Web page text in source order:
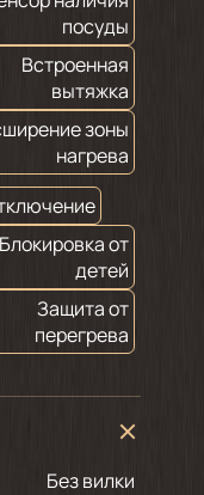
посуды
Встроенная
вытяжка
зоны
нагрева
Блокировка от
детей
Защита от
перегрева
Без вилки